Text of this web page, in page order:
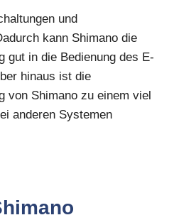
und
kann Shimano die
gut in die Bedienung des E-
hinaus ist die
von Shimano zu einem viel
anderen Systemen